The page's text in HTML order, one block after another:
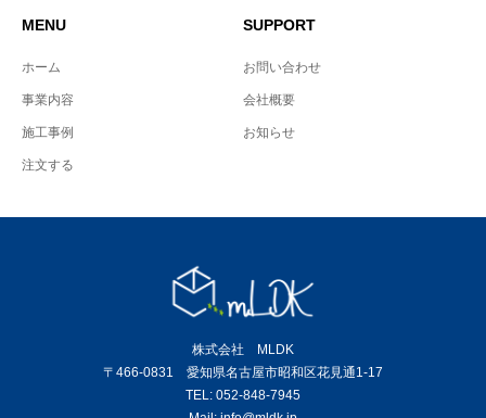
MENU
ホーム
事業内容
施工事例
注文する
SUPPORT
お問い合わせ
会社概要
お知らせ
株式会社 MLDK
〒466-0831 愛知県名古屋市昭和区花見通1-17
TEL: 052-848-7945